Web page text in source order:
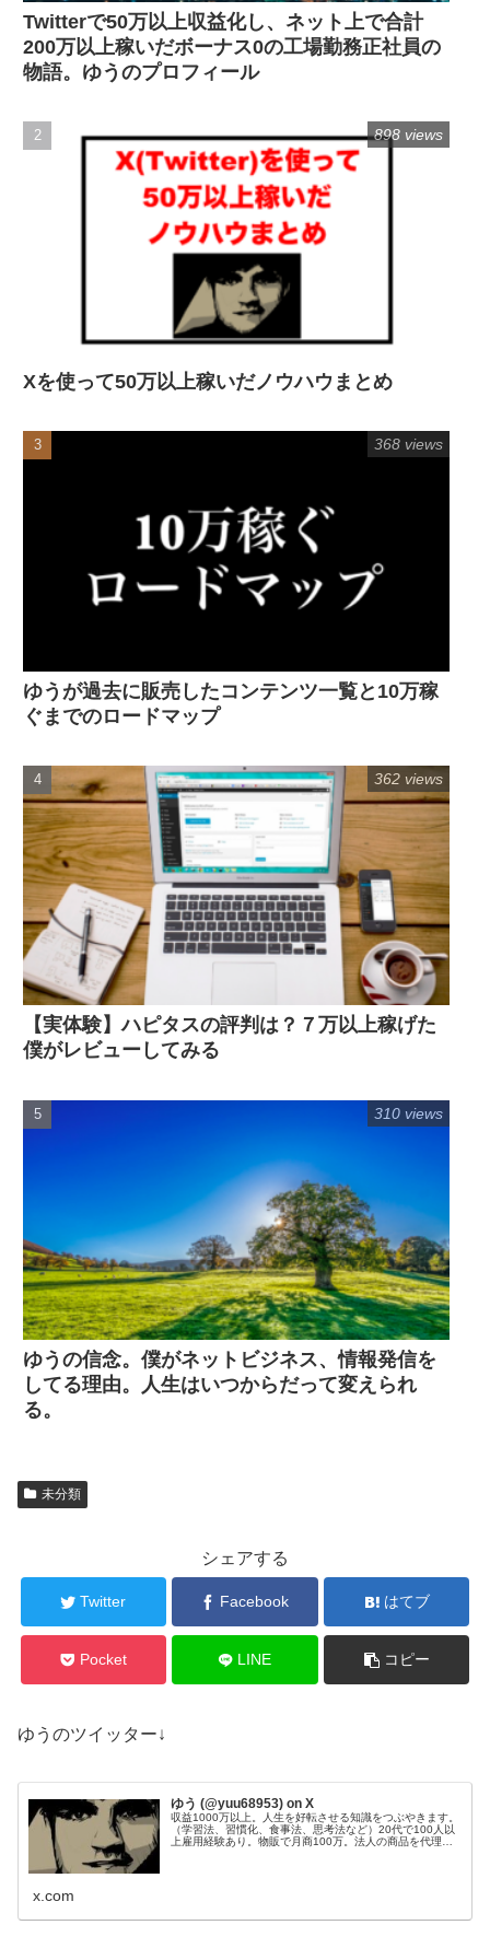
Twitterで50万以上収益化し、ネット上で合計
200万以上稼いだボーナス0の工場勤務正社員の
物語。ゆうのプロフィール
Xを使って50万以上稼いだノウハウまとめ
898 views
ゆうが過去に販売したコンテンツ一覧と10万稼
ぐまでのロードマップ
368 views
【実体験】ハピタスの評判は？７万以上稼げた
僕がレビューしてみる
362 views
ゆうの信念。僕がネットビジネス、情報発信を
してる理由。人生はいつからだって変えられ
る。
310 views
未分類
シェアする
Twitter Facebook はてブ
Pocket LINE コピー
ゆうのツイッター↓
ゆう (@yuu68953) on X
収益1000万以上。人生を好転させる知識をつぶやきます。
（学習法、習慣化、食事法、思考法など）20代で100人以
上雇用経験あり。物販で月商100万。法人の商品を代理販
x.com